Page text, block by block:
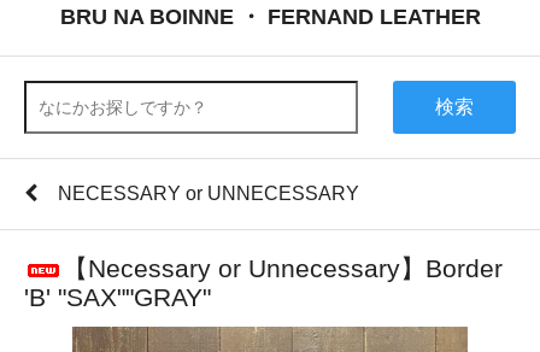
BRU NA BOINNE ・ FERNAND LEATHER
検索
NECESSARY or UNNECESSARY
【Necessary or Unnecessary】Border
'B' "SAX""GRAY"